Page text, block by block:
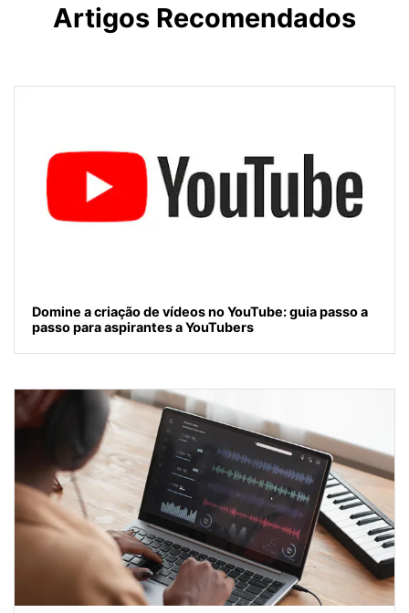
Artigos Recomendados
Domine a criação de vídeos no YouTube: guia passo a
passo para aspirantes a YouTubers